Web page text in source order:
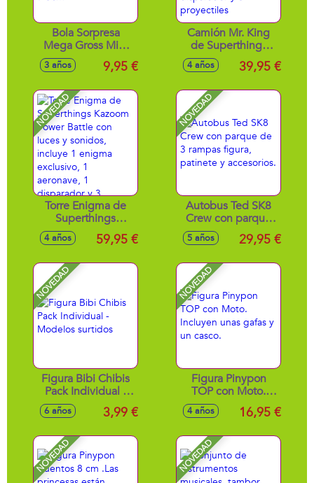
Bola Sorpresa
Mega Gross Mini
serie 2 comida
asquerosa 9'5 x 9'5
3 años 9,95 €
Camión Mr. King
de Superthings
Kazoom Power
Battle, incluye 1 Mr.
1 disparador y 3
proyectiles
4 años 39,95 €
NOVEDAD
Torre Enigma de
Superthings
Kazoom Power
Battle con luces y
enigma exclusivo,
1 aeronave, 1
disparador y 3
proyectiles
4 años 59,95 €
NOVEDAD
Autobus Ted SK8
Crew con parque
de 3 rampas figura,
patinete y
5 años 29,95 €
NOVEDAD
Figura Bibi Chibis
Pack Individual -
Modelos surtidos
6 años 3,99 €
NOVEDAD
Figura Pinypon
TOP con Moto.
Incluyen unas gafas
y un casco.
4 años 16,95 €
NOVEDAD NOVEDAD